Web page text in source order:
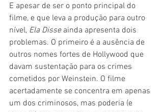
E apesar de ser o ponto principal do
filme, e que leva a produção para outro
nível, Ela Disse ainda apresenta dois
problemas. O primeiro é a ausência de
outros nomes fortes de Hollywood que
davam sustentação para os crimes
cometidos por Weinstein. O filme
acertadamente se concentra em apenas
um dos criminosos, mas poderia (e